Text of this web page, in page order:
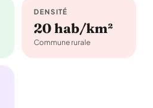
DENSITÉ
20 hab/km²
Commune rurale